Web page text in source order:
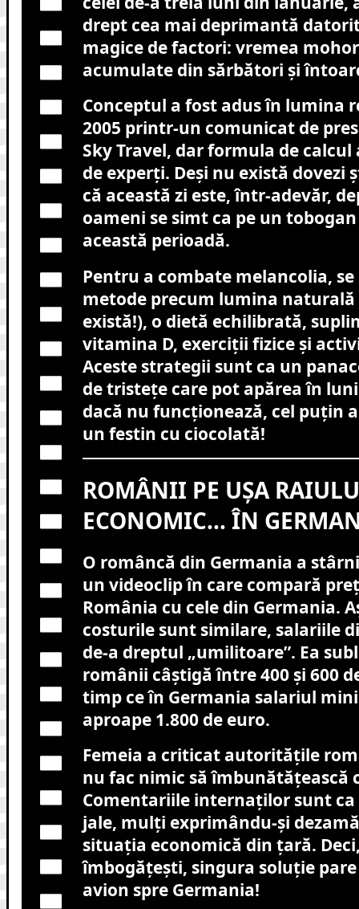
drept cea mai deprimantă
magice de factori: vremea
acumulate din sărbători și
Conceptul a fost adus în lumina
2005 printr-un comunicat de
Sky Travel, dar formula de
de experți. Deși nu există dovezi
că această zi este, într-adevăr,
oameni se simt ca pe un
această perioadă.
Pentru a combate melancolia,
metode precum lumina naturală
există!), o dietă echilibrată,
vitamina D, exerciții fizice și
Aceste strategii sunt ca un
de tristețe care pot apărea în
dacă nu funcționează, cel puțin
un festin cu ciocolată!
ROMÂNII PE UȘA
ECONOMIC… ÎN
O româncă din Germania a
un videoclip în care compară
România cu cele din Germania.
costurile sunt similare, salariile
de-a dreptul „umilitoare”. Ea
românii câștigă între 400 și 600
timp ce în Germania salariul
aproape 1.800 de euro.
Femeia a criticat autoritățile
nu fac nimic să îmbunătățească
Comentariile internaților sunt ca
jale, mulți exprimându-și
situația economică din țară.
îmbogățești, singura soluție
avion spre Germania!